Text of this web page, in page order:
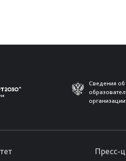
Сведения об
организации
Пресс-